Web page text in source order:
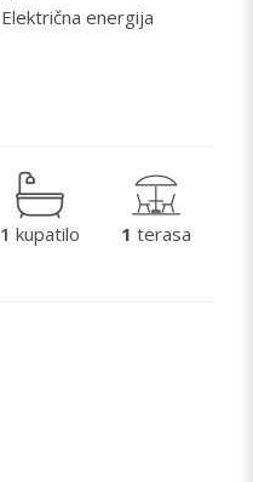
Električna energija
1 kupatilo 1 terasa